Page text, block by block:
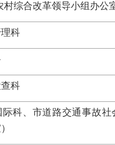
村综合改革领导小组办公
科
科
科、市道路交通事故社